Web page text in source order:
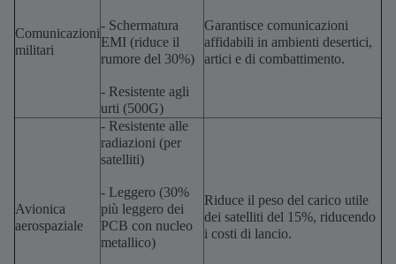
Comunicazioni
militari
- Schermatura
EMI (riduce il
rumore del 30%)
- Resistente agli
urti (500G)
Garantisce comunicazioni
affidabili in ambienti desertici,
artici e di combattimento.
Avionica
aerospaziale
- Resistente alle
radiazioni (per
satelliti)
- Leggero (30%
più leggero dei
PCB con nucleo
metallico)
Riduce il peso del carico utile
dei satelliti del 15%, riducendo
i costi di lancio.